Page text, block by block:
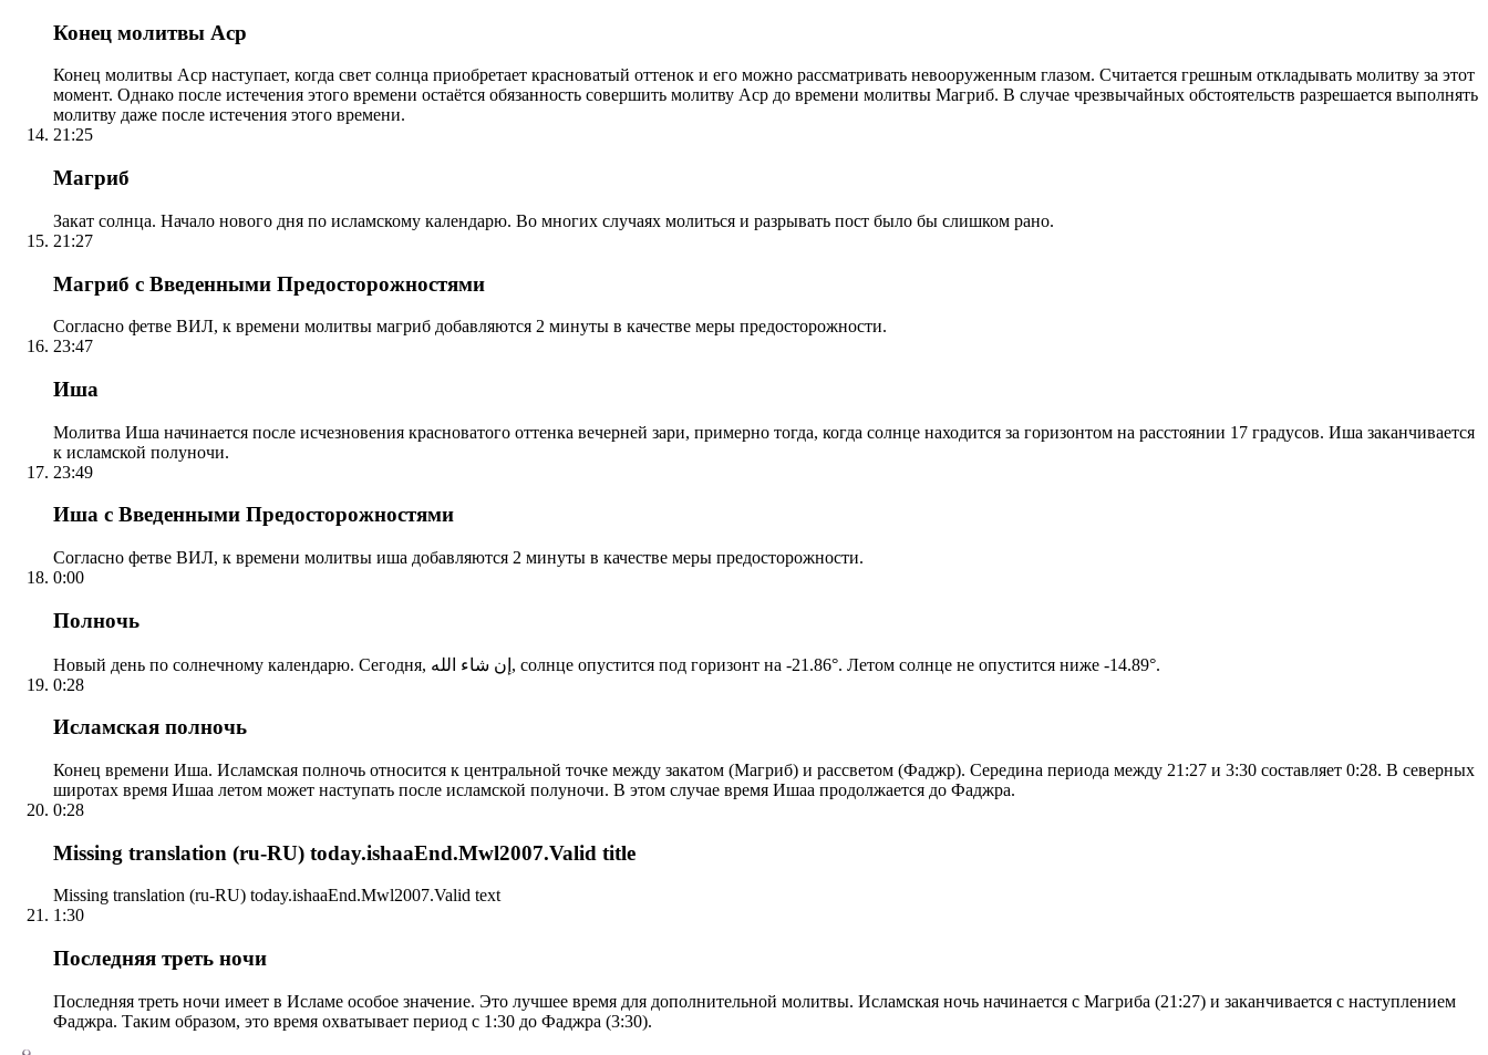
Конец молитвы Аср
Конец молитвы Аср наступает, когда свет солнца приобретает красноватый оттенок и его можно рассматривать невооруженным глазом. Считается грешным откладывать молитву за этот
момент. Однако после истечения этого времени остаётся обязанность совершить молитву Аср до времени молитвы Магриб. В случае чрезвычайных обстоятельств разрешается выполнять
молитву даже после истечения этого времени.
21:25
Магриб
Закат солнца. Начало нового дня по исламскому календарю. Во многих случаях молиться и разрывать пост было бы слишком рано.
21:27
Магриб с Введенными Предосторожностями
Согласно фетве ВИЛ, к времени молитвы магриб добавляются 2 минуты в качестве меры предосторожности.
23:47
Иша
Молитва Иша начинается после исчезновения красноватого оттенка вечерней зари, примерно тогда, когда солнце находится за горизонтом на расстоянии 17 градусов. Иша заканчивается
к исламской полуночи.
23:49
Иша с Введенными Предосторожностями
Согласно фетве ВИЛ, к времени молитвы иша добавляются 2 минуты в качестве меры предосторожности.
0:00
Полночь
Новый день по солнечному календарю. Сегодня, إن شاء الله, солнце опустится под горизонт на -21.86°. Летом солнце не опустится ниже -14.89°.
0:28
Исламская полночь
Конец времени Иша. Исламская полночь относится к центральной точке между закатом (Магриб) и рассветом (Фаджр). Середина периода между 21:27 и 3:30 составляет 0:28. В северных
широтах время Ишаа летом может наступать после исламской полуночи. В этом случае время Ишаа продолжается до Фаджра.
0:28
Missing translation (ru-RU) today.ishaaEnd.Mwl2007.Valid title
Missing translation (ru-RU) today.ishaaEnd.Mwl2007.Valid text
1:30
Последняя треть ночи
Последняя треть ночи имеет в Исламе особое значение. Это лучшее время для дополнительной молитвы. Исламская ночь начинается с Магриба (21:27) и заканчивается с наступлением
Фаджра. Таким образом, это время охватывает период с 1:30 до Фаджра (3:30).